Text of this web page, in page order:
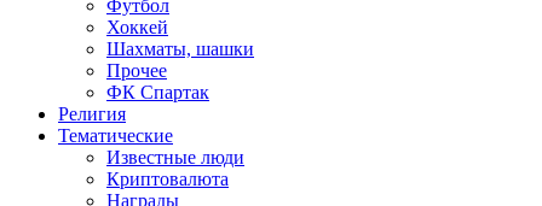
Футбол
Хоккей
Шахматы, шашки
Прочее
ФК Спартак
Религия
Тематические
Известные люди
Криптовалюта
Награды